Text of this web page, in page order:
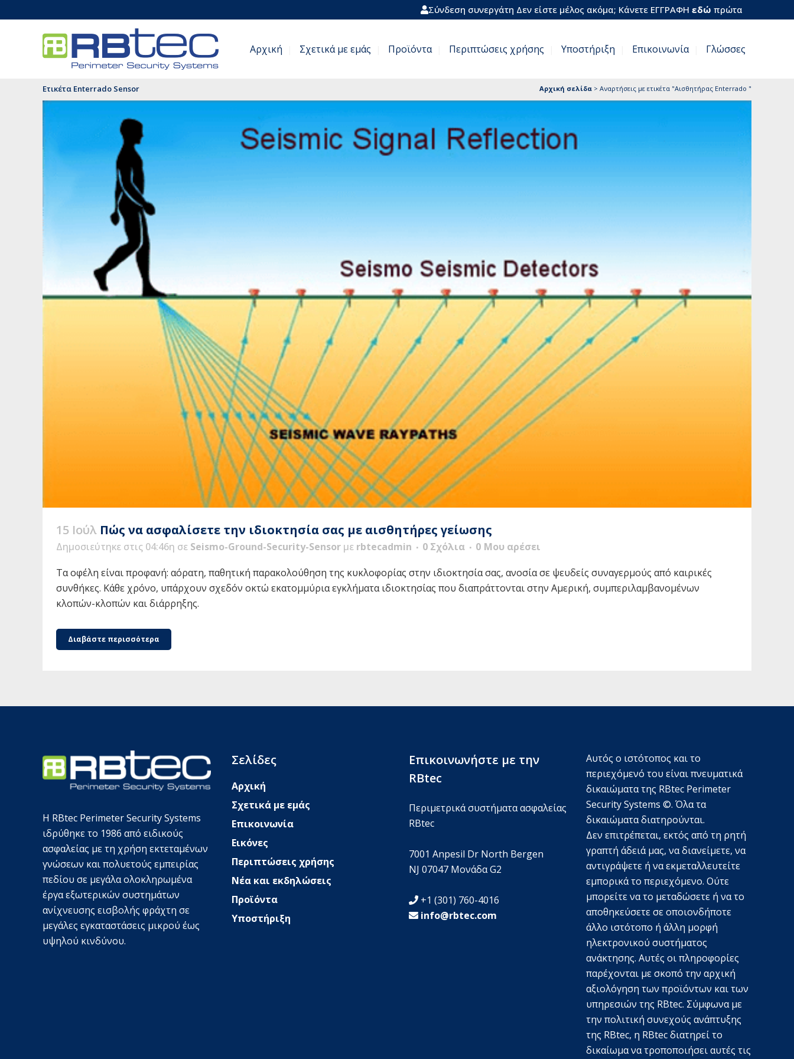
Σύνδεση συνεργάτη Δεν είστε μέλος ακόμα; Κάνετε ΕΓΓΡΑΦΗ εδώ πρώτα
Αρχική Σχετικά με εμάς Προϊόντα Περιπτώσεις χρήσης Υποστήριξη Επικοινωνία Γλώσσες
Ετικέτα Enterrado Sensor Αρχική σελίδα > Αναρτήσεις με ετικέτα "Αισθητήρας Enterrado "
15 Ιούλ Πώς να ασφαλίσετε την ιδιοκτησία σας με αισθητήρες γείωσης
Δημοσιεύτηκε στις 04:46η σε Seismo-Ground-Security-Sensor με rbtecadmin 0 Σχόλια 0 Μου αρέσει
Τα οφέλη είναι προφανή: αόρατη, παθητική παρακολούθηση της κυκλοφορίας στην ιδιοκτησία σας, ανοσία σε ψευδείς συναγερμούς από καιρικές
συνθήκες. Κάθε χρόνο, υπάρχουν σχεδόν οκτώ εκατομμύρια εγκλήματα ιδιοκτησίας που διαπράττονται στην Αμερική, συμπεριλαμβανομένων
κλοπών-κλοπών και διάρρηξης.
Διαβάστε περισσότερα
Η RBtec Perimeter Security Systems
ιδρύθηκε το 1986 από ειδικούς
ασφαλείας με τη χρήση εκτεταμένων
γνώσεων και πολυετούς εμπειρίας
πεδίου σε μεγάλα ολοκληρωμένα
έργα εξωτερικών συστημάτων
ανίχνευσης εισβολής φράχτη σε
μεγάλες εγκαταστάσεις μικρού έως
υψηλού κινδύνου.
Σελίδες
Αρχική
Σχετικά με εμάς
Επικοινωνία
Εικόνες
Περιπτώσεις χρήσης
Νέα και εκδηλώσεις
Προϊόντα
Υποστήριξη
Επικοινωνήστε με την
RBtec
Περιμετρικά συστήματα ασφαλείας
RBtec
7001 Anpesil Dr North Bergen
NJ 07047 Μονάδα G2
+1 (301) 760-4016
info@rbtec.com
Αυτός ο ιστότοπος και το
περιεχόμενό του είναι πνευματικά
δικαιώματα της RBtec Perimeter
Security Systems ©. Όλα τα
δικαιώματα διατηρούνται.
Δεν επιτρέπεται, εκτός από τη ρητή
γραπτή άδειά μας, να διανείμετε, να
αντιγράψετε ή να εκμεταλλευτείτε
εμπορικά το περιεχόμενο. Ούτε
μπορείτε να το μεταδώσετε ή να το
αποθηκεύσετε σε οποιονδήποτε
άλλο ιστότοπο ή άλλη μορφή
ηλεκτρονικού συστήματος
ανάκτησης. Αυτές οι πληροφορίες
παρέχονται με σκοπό την αρχική
αξιολόγηση των προϊόντων και των
υπηρεσιών της RBtec. Σύμφωνα με
την πολιτική συνεχούς ανάπτυξης
της RBtec, η RBtec διατηρεί το
δικαίωμα να τροποποιήσει αυτές τις
SV